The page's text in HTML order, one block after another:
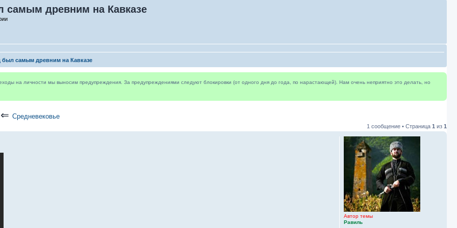
самым древним на Кавказе
был самым древним на Кавказе
на личности мы выносим предупреждения. За предупреждениями следуют блокировки (от одного дня до года, по нарастающей). Нам очень неприятно это делать, но
⇐ Средневековье
1 сообщение • Страница 1 из 1
Автор темы
Равиль